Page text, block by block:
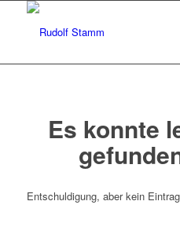
Es konnte
Entschuldigung, aber kein